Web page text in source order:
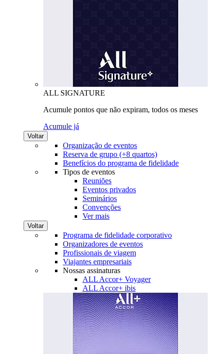
ALL SIGNATURE
Acumule pontos que não expiram, todos os meses
Acumule já
Voltar
Organização de eventos
Reserva de grupo (+8 quartos)
Benefícios do programa de fidelidade
Tipos de eventos
Reuniões
Eventos privados
Seminários
Convenções
Ver mais
Voltar
Programa de fidelidade corporativo
Organizadores de eventos
Profissionais de viagem
Viajantes empresariais
Nossas assinaturas
ALL Accor+ Voyager
ALL Accor+ ibis